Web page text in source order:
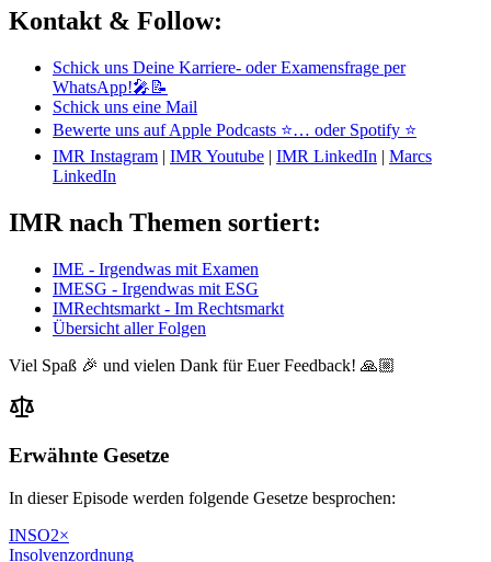
Kontakt & Follow:
Schick uns Deine Karriere- oder Examensfrage per
WhatsApp!🎤📝
Schick uns eine Mail
Bewerte uns auf Apple Podcasts ⭐… oder Spotify ⭐
IMR Instagram | IMR Youtube | IMR LinkedIn | Marcs
LinkedIn
IMR nach Themen sortiert:
IME - Irgendwas mit Examen
IMESG - Irgendwas mit ESG
IMRechtsmarkt - Im Rechtsmarkt
Übersicht aller Folgen
Viel Spaß 🎉 und vielen Dank für Euer Feedback! 🙏🏼
Erwähnte Gesetze
In dieser Episode werden folgende Gesetze besprochen:
INSO2×
Insolvenzordnung